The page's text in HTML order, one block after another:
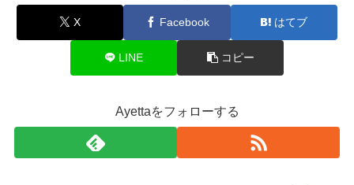
X Facebook はてブ
LINE コピー
Ayettaをフォローする